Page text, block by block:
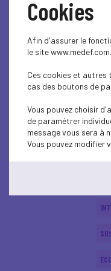
Cookies
Afin d'assurer le
le site www.medef.com.
Ces cookies et autres
cas des boutons de
Vous pouvez choisir
de paramétrer
message vous sera à
Vous pouvez modifier